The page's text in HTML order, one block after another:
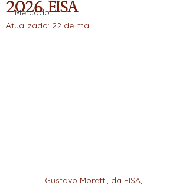
Mercado
2026 Eisa
Atualizado: 22 de mai.
Gustavo Moretti, da EISA,